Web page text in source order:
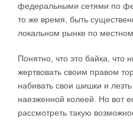
федеральными сетями по
то же время, быть
локальном рынке по
Понятно, что это байка, что
жертвовать своим правом
набивать свои шишки и
наезженной колеей. Но вот
рассмотреть такую